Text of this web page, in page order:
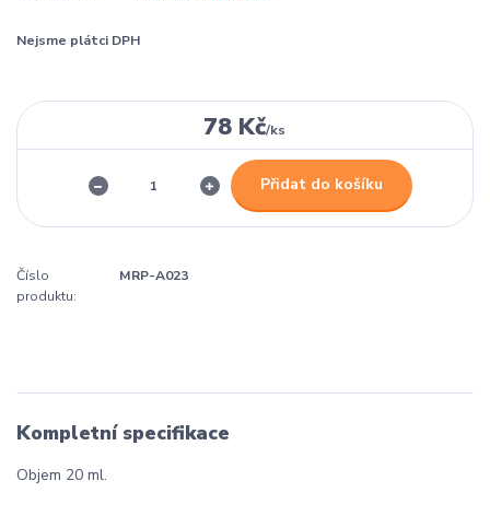
Nejsme plátci DPH
78 Kč/ks
Přidat do košíku
Číslo
produktu:
MRP-A023
Kompletní specifikace
Objem 20 ml.